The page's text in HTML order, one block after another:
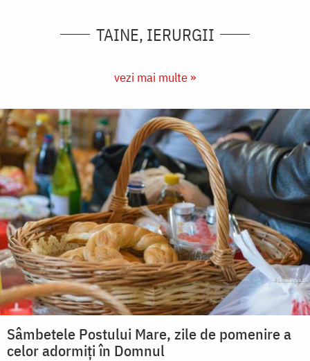
TAINE, IERURGII
vezi mai multe »
Sâmbetele Postului Mare, zile de pomenire a
celor adormiți în Domnul